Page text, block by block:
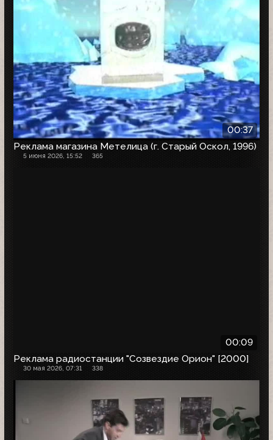
00:37
Реклама магазина Метелица (г. Старый Оскол, 1996)
5 июня 2026, 15:52 365
00:09
Реклама радиостанции "Созвездие Орион" [2000]
30 мая 2026, 07:31 338